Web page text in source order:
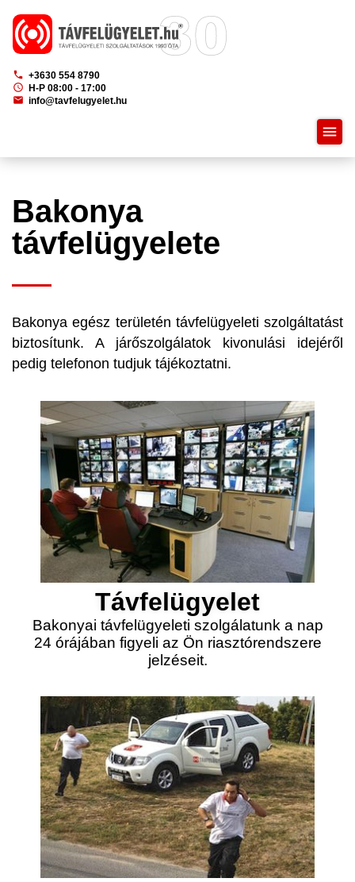
phone +3630 554 8790
schedule
H-P 08:00 - 17:00
mail info@tavfelugyelet.hu
menu
Bakonya
távfelügyelete
Bakonya egész területén távfelügyeleti szolgáltatást
biztosítunk. A járőszolgálatok kivonulási idejéről
pedig telefonon tudjuk tájékoztatni.
Távfelügyelet
Bakonyai távfelügyeleti szolgálatunk a nap
24 órájában figyeli az Ön riasztórendszere
jelzéseit.